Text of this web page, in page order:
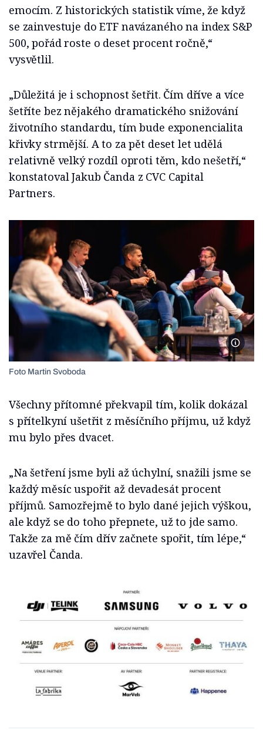
emocím. Z historických statistik víme, že když
se zainvestuje do ETF navázaného na index S&P
500, pořád roste o deset procent ročně,“
vysvětlil.
„Důležitá je i schopnost šetřit. Čím dříve a více
šetříte bez nějakého dramatického snižování
životního standardu, tím bude exponencialita
křivky strmější. A to za pět deset let udělá
relativně velký rozdíl oproti těm, kdo nešetří,“
konstatoval Jakub Čanda z CVC Capital
Partners.
Foto
Foto Martin Svoboda
Všechny přítomné překvapil tím, kolik dokázal
s přítelkyní ušetřit z měsíčního příjmu, už když
mu bylo přes dvacet.
„Na šetření jsme byli až úchylní, snažili jsme se
každý měsíc uspořit až devadesát procent
příjmů. Samozřejmě to bylo dané jejich výškou,
ale když se do toho přepnete, už to jde samo.
Takže za mě čím dřív začnete spořit, tím lépe,“
uzavřel Čanda.